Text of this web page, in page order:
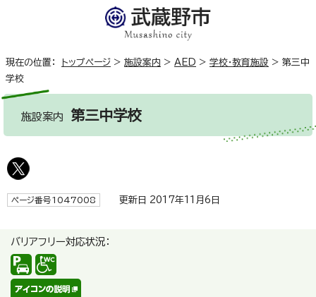
現在の位置： トップページ > 施設案内 > AED > 学校・教育施設 > 第三中
学校
施設案内 第三中学校
ページ番号1047008 更新日 2017年11月6日
バリアフリー対応状況：